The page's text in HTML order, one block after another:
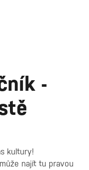
-
kultury!
najít tu pravou